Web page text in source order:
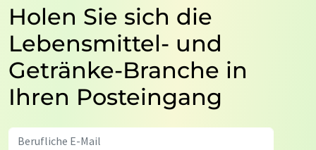
Holen Sie sich die
Lebensmittel- und
Getränke-Branche in
Ihren Posteingang